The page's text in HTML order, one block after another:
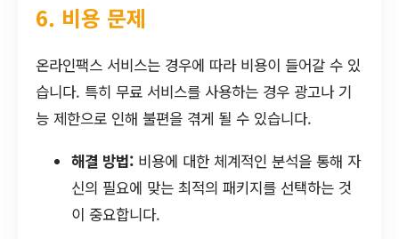
6. 비용 문제
온라인팩스 서비스는 경우에 따라 비용이 들어갈 수 있
습니다. 특히 무료 서비스를 사용하는 경우 광고나 기
능 제한으로 인해 불편을 겪게 될 수 있습니다.
해결 방법: 비용에 대한 체계적인 분석을 통해 자
신의 필요에 맞는 최적의 패키지를 선택하는 것
이 중요합니다.